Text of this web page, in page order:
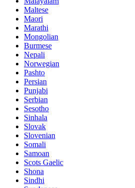
Maltese
Maori
Marathi
Mongolian
Burmese
Nepali
Norwegian
Pashto
Persian
Punjabi
Serbian
Sesotho
Sinhala
Slovak
Slovenian
Somali
Samoan
Scots Gaelic
Shona
Sindhi